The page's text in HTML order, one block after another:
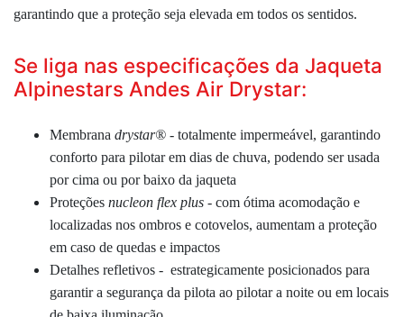
garantindo que a proteção seja elevada em todos os sentidos.
Se liga nas especificações da Jaqueta
Alpinestars Andes Air Drystar:
Membrana drystar® - totalmente impermeável, garantindo
conforto para pilotar em dias de chuva, podendo ser usada
por cima ou por baixo da jaqueta
Proteções nucleon flex plus - com ótima acomodação e
localizadas nos ombros e cotovelos, aumentam a proteção
em caso de quedas e impactos
Detalhes refletivos - estrategicamente posicionados para
garantir a segurança da pilota ao pilotar a noite ou em locais